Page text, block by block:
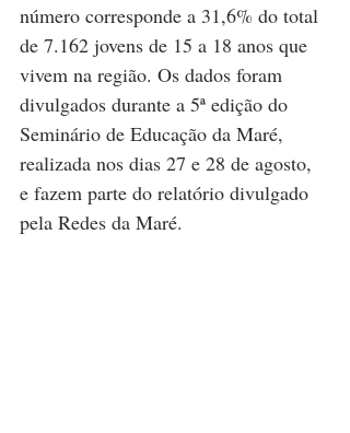
número corresponde a 31,6% do total
de 7.162 jovens de 15 a 18 anos que
vivem na região. Os dados foram
divulgados durante a 5ª edição do
Seminário de Educação da Maré,
realizada nos dias 27 e 28 de agosto,
e fazem parte do relatório divulgado
pela Redes da Maré.